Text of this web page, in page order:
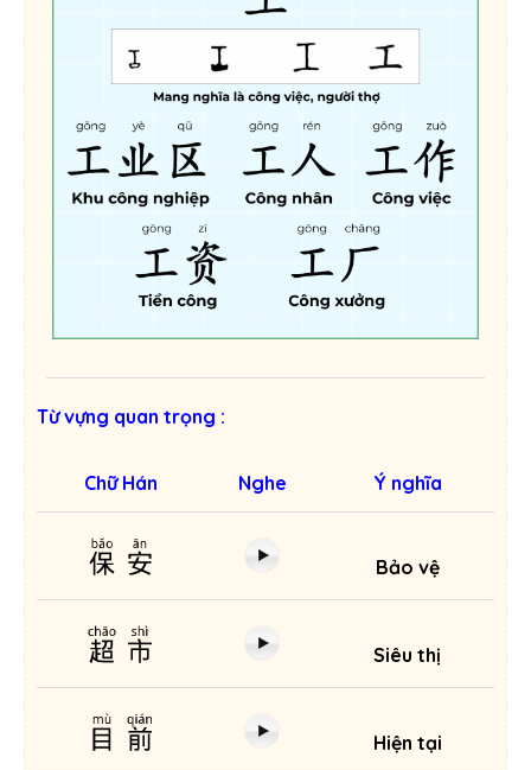
Từ vựng quan trọng :
Chữ Hán Nghe Ý nghĩa
保安 Bảo vệ
超市 Siêu thị
目前 Hiện tại